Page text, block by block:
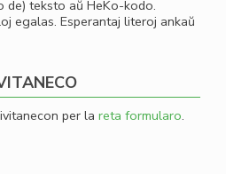
de) teksto aŭ HeKo-kodo.
egalas. Esperantaj literoj ankaŭ
per la reta formularo.